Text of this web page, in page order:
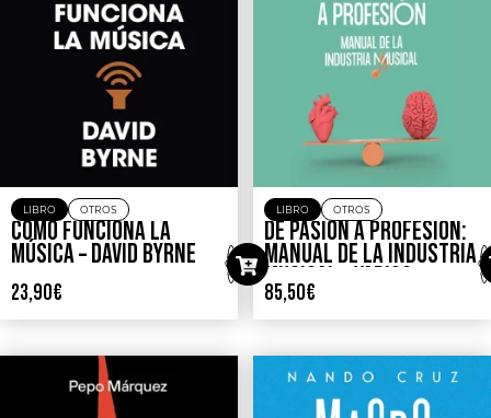
LIBRO OTROS
CÓMO FUNCIONA LA
MÚSICA – DAVID BYRNE
23,90€
LIBRO OTROS
DE PASIÓN A PROFESIÓN:
MANUAL DE LA INDUSTRIA
MUSICAL – VARIOS
ESCRITORES
85,50€